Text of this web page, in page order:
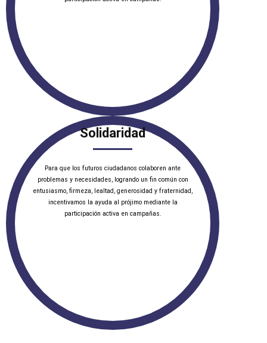
Solidaridad
Para que los futuros ciudadanos colaboren ante
problemas y necesidades, logrando un fin común con
entusiasmo, firmeza, lealtad, generosidad y fraternidad,
incentivamos la ayuda al prójimo mediante la
participación activa en campañas.